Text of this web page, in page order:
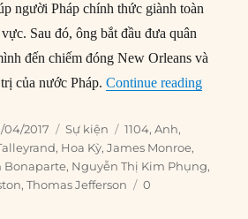
người Pháp chính thức giành toàn
Sau đó, ông bắt đầu đưa quân
đến chiếm đóng New Orleans và
của nước Pháp.Continue reading“11/04/
04/2017 Categories
Sự kiện Tags
1104,Anh,
, Hoa Kỳ,James Monroe,
Bonaparte, Nguyễn Thị Kim Phụng,
,Thomas Jefferson
0